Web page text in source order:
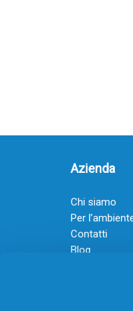
Azienda
Chi siamo
Per
Contatti
Blog
Guadagna